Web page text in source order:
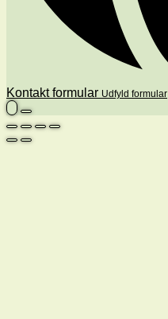
Kontakt formular Udfyld formular